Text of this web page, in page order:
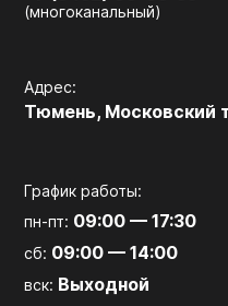
(многоканальный)
Адрес:
Тюмень, Московский
График работы:
пн-пт: 09:00 — 17:30
сб: 09:00 — 14:00
вск: Выходной